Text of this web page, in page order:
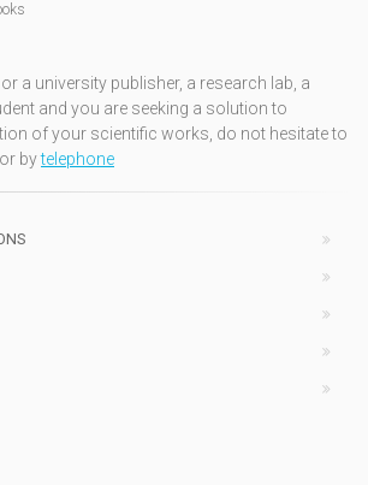
a university publisher, a research lab, a
and you are seeking a solution to
of your scientific works, do not hesitate to
or bytelephone